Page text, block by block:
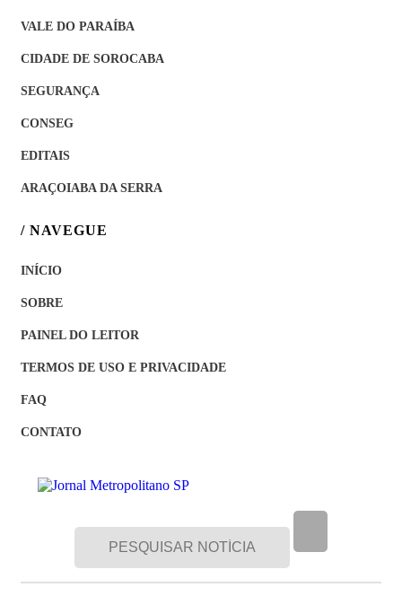
VALE DO PARAÍBA
CIDADE DE SOROCABA
SEGURANÇA
CONSEG
EDITAIS
ARAÇOIABA DA SERRA
/ NAVEGUE
INÍCIO
SOBRE
PAINEL DO LEITOR
TERMOS DE USO E PRIVACIDADE
FAQ
CONTATO